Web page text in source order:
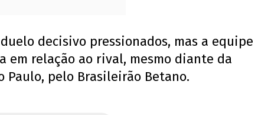
decisivo pressionados, mas a equipe
em relação ao rival, mesmo diante da
Paulo, pelo Brasileirão Betano.